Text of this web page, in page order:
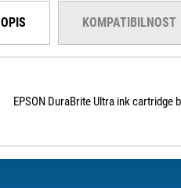
OPIS KOMPATIBILNOST
EPSON DuraBrite Ultra ink